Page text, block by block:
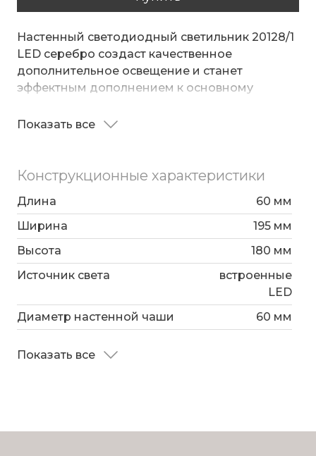
Настенный светодиодный светильник 20128/1
LED серебро создаст качественное
дополнительное освещение и станет
эффектным дополнением к основному
плафону светильник создает мягкое
качестве источника света используются - тип
Корпус светильника выполнен из
легко устанавливается.
Показать все
Конструкционные характеристики
Длина
60 мм
Ширина
195 мм
Высота
180 мм
Источник света
встроенные
LED
Диаметр настенной чаши
60 мм
Показать все